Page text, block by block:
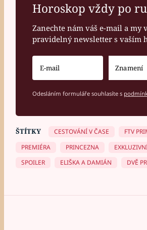
Horoskop vždy po
Zanechte nám váš e-mail a my
pravidelný newsletter s vaším
Odesláním formuláře souhlasíte s
ŠTÍTKY CESTOVÁNÍ V ČASE FTV
PREMIÉRA
PRINCEZNA
SPOILER
ELIŠKA A DAMIÁN DVĚ